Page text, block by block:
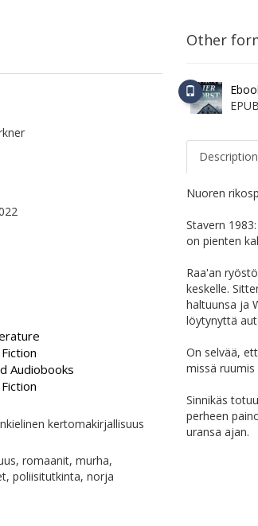
Audiobooks
kertomakirjallisuus
romaanit, murha,
poliisitutkinta, norja
Other
EPUB
Description
Nuoren
Stavern
on pienten
Raa'an
keskelle.
haltuunsa ja
löytynyttä
On selvää,
missä
Sinnikäs
perheen
uransa ajan.